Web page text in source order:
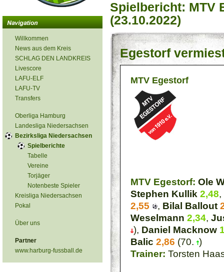
Willkommen
News aus dem Kreis
SCHLAG DEN LANDKREIS
Livescore
LAFU-ELF
LAFU-TV
Transfers
Oberliga Hamburg
Landesliga Niedersachsen
Bezirksliga Niedersachsen
Spielberichte
Tabelle
Vereine
Torjäger
Notenbeste Spieler
Kreisliga Niedersachsen
Pokal
Über uns
Partner
www.harburg-fussball.de
Spielbericht: MTV
(23.10.2022)
Egestorf
MTV Egestorf
MTV Egestorf: Ole
Stephen Kullik 2,48,
2,55
, Bilal Ballout
Weselmann 2,34,
), Daniel Macknow
Balic 2,86 (70. )
Trainer: Torsten